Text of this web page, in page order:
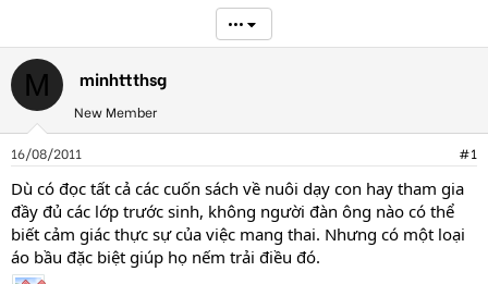
r
t
e
r
•••
M minhttthsg
New Member
16/08/2011 #1
Dù có đọc tất cả các cuốn sách về nuôi dạy con hay tham gia
đầy đủ các lớp trước sinh, không người đàn ông nào có thể
biết cảm giác thực sự của việc mang thai. Nhưng có một loại
áo bầu đặc biệt giúp họ nếm trải điều đó.